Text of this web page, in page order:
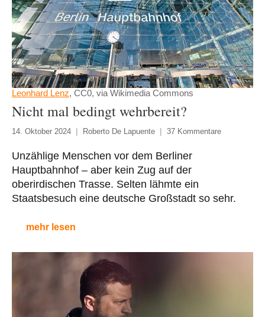
Leonhard Lenz, CC0, via Wikimedia Commons
Nicht mal bedingt wehrbereit?
14. Oktober 2024 Roberto De Lapuente 37 Kommentare
Unzählige Menschen vor dem Berliner
Hauptbahnhof – aber kein Zug auf der
oberirdischen Trasse. Selten lähmte ein
Staatsbesuch eine deutsche Großstadt so sehr.
mehr lesen